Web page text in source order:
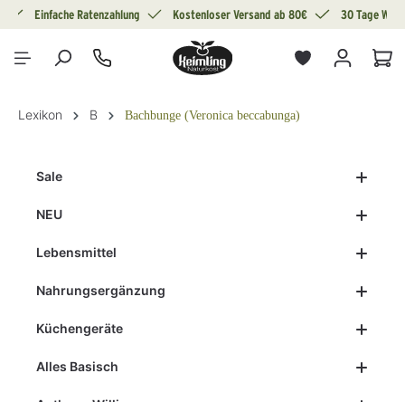
springen
Einfache Ratenzahlung Kostenloser Versand ab 80€ 30 Tage
Lexikon B Bachbunge (Veronica beccabunga)
Sale
NEU
Lebensmittel
Nahrungsergänzung
Küchengeräte
Alles Basisch